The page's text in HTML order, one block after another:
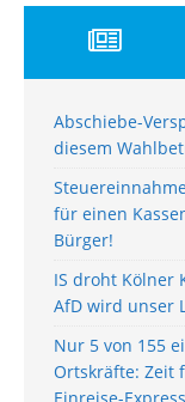
Abschiebe-
diesem
für einen
Bürger!
IS droht Kölner
AfD wird unser
Nur 5 von 155
Ortskräfte: Zeit